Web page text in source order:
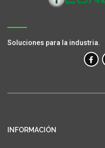
Soluciones para la industria.
INFORMACIÓN